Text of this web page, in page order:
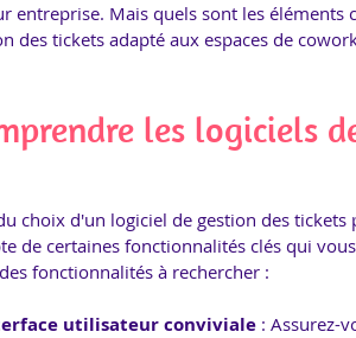
entreprise. Mais quels sont les
des tickets adapté aux espaces de
les logiciels
choix d'un logiciel de gestion des
de certaines fonctionnalités clés qui
fonctionnalités à rechercher :
utilisateur conviviale : Assurez-